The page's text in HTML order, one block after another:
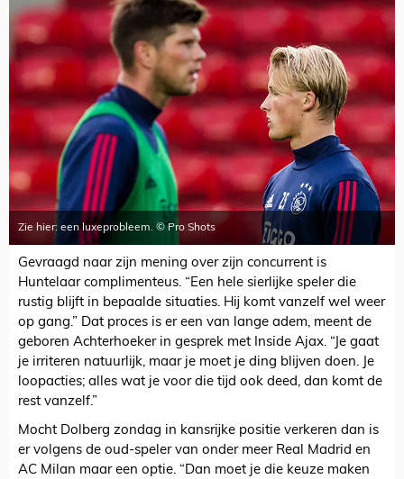
Zie hier: een luxeprobleem. © Pro Shots
Gevraagd naar zijn mening over zijn concurrent is
Huntelaar complimenteus. “Een hele sierlijke speler die
rustig blijft in bepaalde situaties. Hij komt vanzelf wel weer
op gang.” Dat proces is er een van lange adem, meent de
geboren Achterhoeker in gesprek met Inside Ajax. “Je gaat
je irriteren natuurlijk, maar je moet je ding blijven doen. Je
loopacties; alles wat je voor die tijd ook deed, dan komt de
rest vanzelf.”
Mocht Dolberg zondag in kansrijke positie verkeren dan is
er volgens de oud-speler van onder meer Real Madrid en
AC Milan maar een optie. “Dan moet je die keuze maken